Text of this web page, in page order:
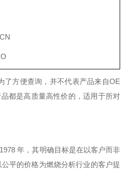
了方便查询，并不代表产品来自OE
都是高质量高性价的，适用于所对
1978年，其明确目标是在以客户而非
平的价格为燃烧分析行业的客户提